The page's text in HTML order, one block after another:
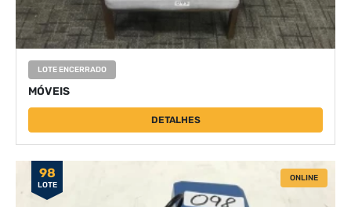
LOTE ENCERRADO
MÓVEIS
DETALHES
98
LOTE
ONLINE